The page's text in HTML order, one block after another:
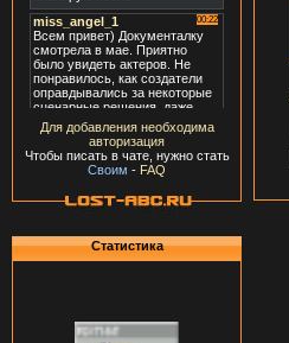
Для добавления необходима
авторизация
Чтобы писать в чате, нужно стать
Своим - FAQ
Статистика